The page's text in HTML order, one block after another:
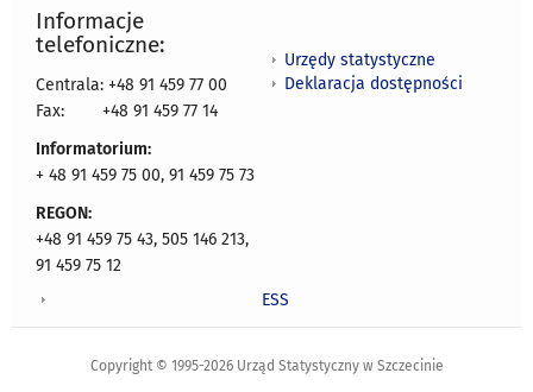
Informacje
telefoniczne:
Centrala: +48 91 459 77 00
Fax:
+48 91 459 77 14
Informatorium:
+ 48 91 459 75 00, 91 459 75 73
REGON:
+48 91 459 75 43, 505 146 213,
91 459 75 12
Urzędy statystyczne
Deklaracja dostępności
ESS
Copyright © 1995-2026 Urząd Statystyczny w Szczecinie